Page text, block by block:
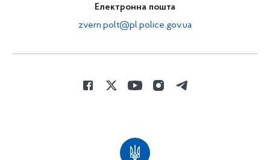
Електронна пошта
zvern.polt@pl.police.gov.ua